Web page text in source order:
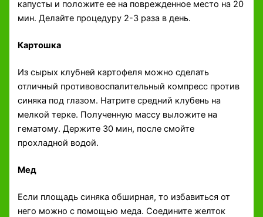
капусты и положите ее на поврежденное место на 20
мин. Делайте процедуру 2-3 раза в день.
Картошка
Из сырых клубней картофеля можно сделать
отличный противовоспалительный компресс против
синяка под глазом. Натрите средний клубень на
мелкой терке. Полученную массу выложите на
гематому. Держите 30 мин, после смойте
прохладной водой.
Мед
Если площадь синяка обширная, то избавиться от
него можно с помощью меда. Соедините желток